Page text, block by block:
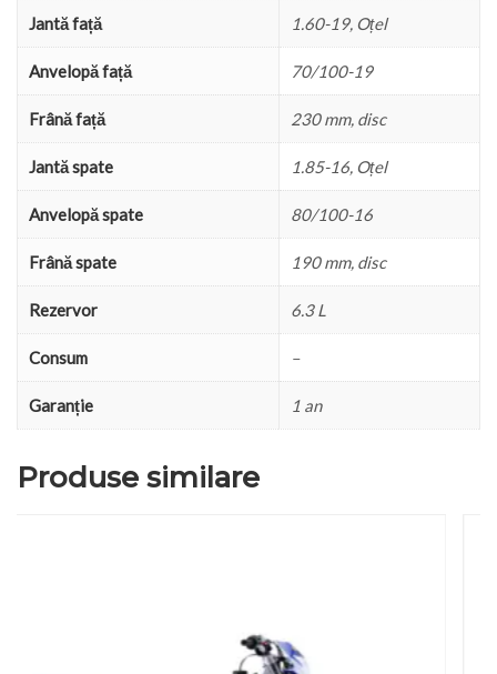
Jantă față 1.60-19, Oțel
Anvelopă față 70/100-19
Frână față 230 mm, disc
Jantă spate 1.85-16, Oțel
Anvelopă spate 80/100-16
Frână spate 190 mm, disc
Rezervor 6.3 L
Consum –
Garanție 1 an
Produse similare